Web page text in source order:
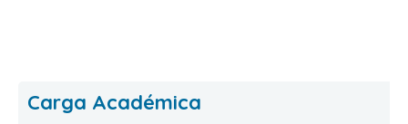
Carga Académica